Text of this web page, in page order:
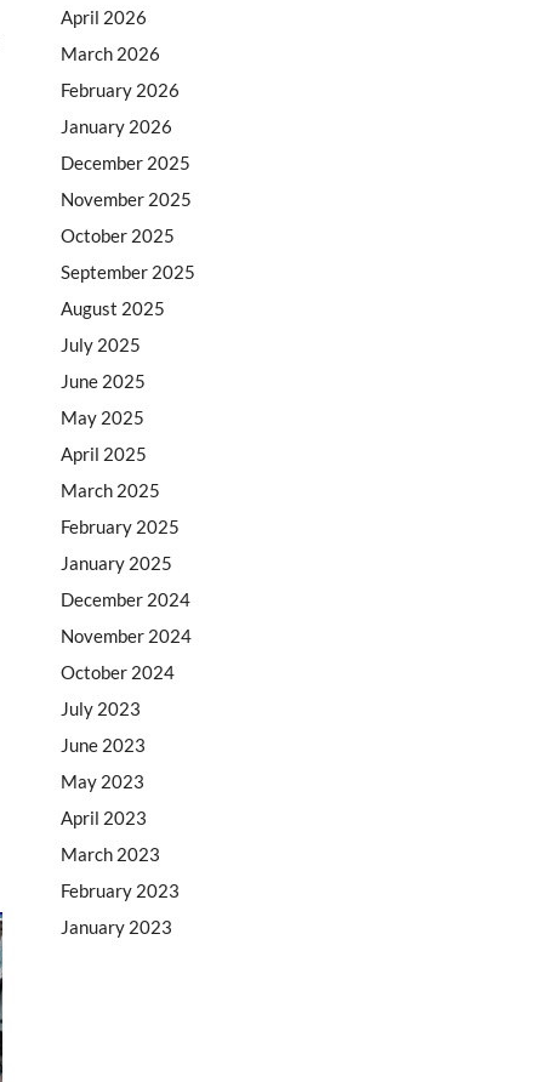
April 2026
March 2026
February 2026
January 2026
December 2025
November 2025
October 2025
September 2025
August 2025
July 2025
June 2025
May 2025
April 2025
March 2025
February 2025
January 2025
December 2024
November 2024
October 2024
July 2023
June 2023
May 2023
April 2023
March 2023
February 2023
January 2023